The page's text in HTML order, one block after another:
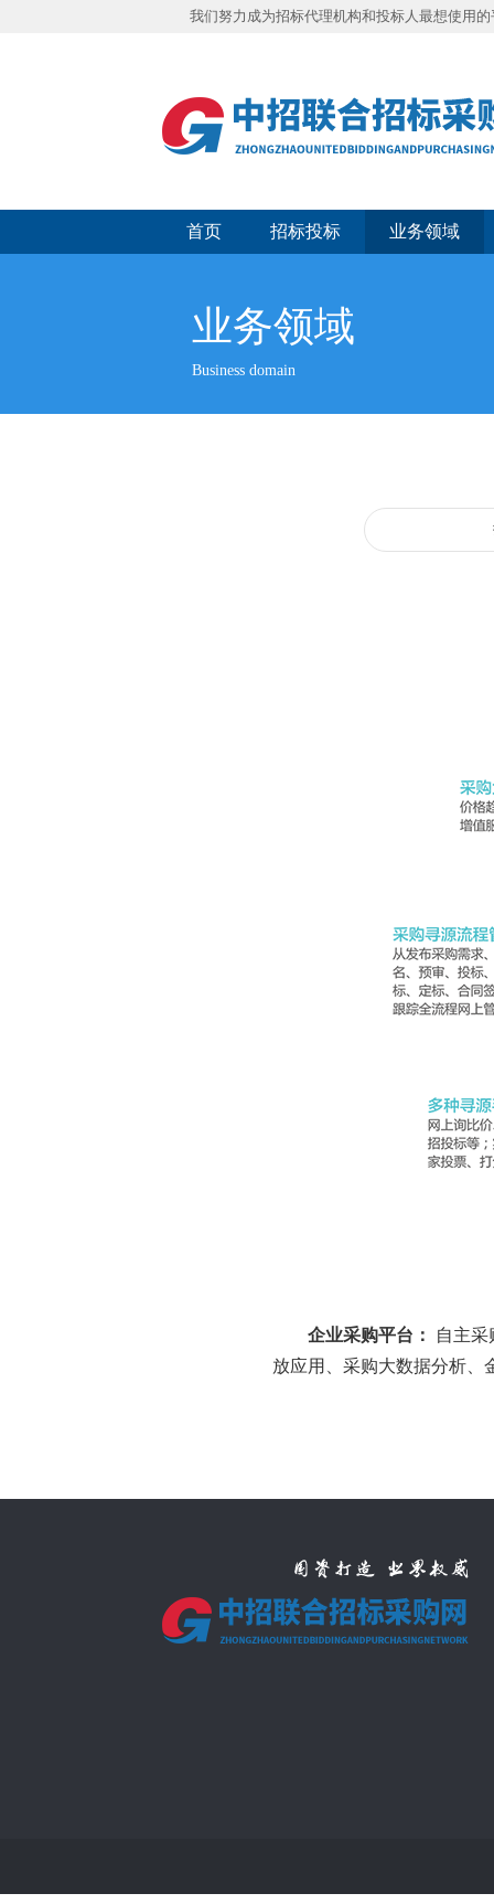
我们努力成为招标代理机构和投标人最想使用的
首页 招标投标 业务领域
业务领域
Business domain
企业采购平台：
自主
放应用、采购大数据分析、